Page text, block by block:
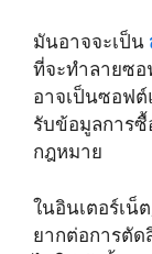
มันอาจจะเป็น
ที่จะทำลายซ
อาจเป็นซอฟ
รับข้อมูลการ
กฎหมาย
ในอินเตอร์เน็
ยากต่อการตั